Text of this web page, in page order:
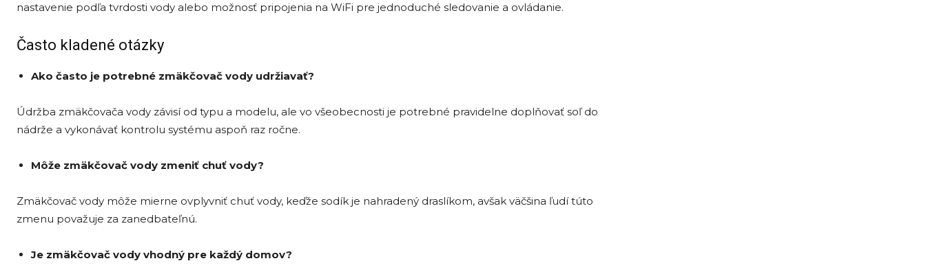
nastavenie podľa tvrdosti vody alebo možnosť pripojenia na WiFi pre jednoduché sledovanie a ovládanie.
Často kladené otázky
Ako často je potrebné zmäkčovač vody udržiavať?
Údržba zmäkčovača vody závisí od typu a modelu, ale vo všeobecnosti je potrebné pravidelne doplňovať soľ do
nádrže a vykonávať kontrolu systému aspoň raz ročne.
Môže zmäkčovač vody zmeniť chuť vody?
Zmäkčovač vody môže mierne ovplyvniť chuť vody, keďže sodík je nahradený draslíkom, avšak väčšina ľudí túto
zmenu považuje za zanedbateľnú.
Je zmäkčovač vody vhodný pre každý domov?